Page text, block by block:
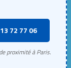
13 72 77 06
proximité à Paris.